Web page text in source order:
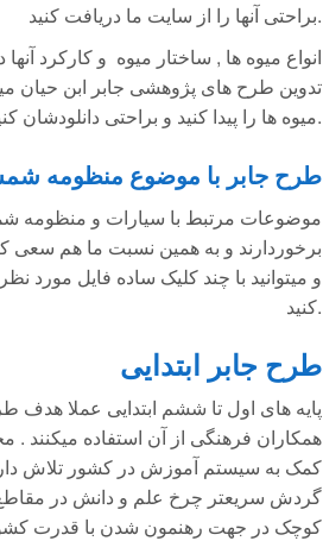
براحتی آنها را از سایت ما دریافت کنید.
انواع میوه ها , ساختار میوه و کارکرد
تدوین طرح های پژوهشی جابر ابن حیان
میوه ها را پیدا کنید و براحتی دانلودشان کنید.
طرح جابر با موضوع منظومه
موضوعات مرتبط با سیارات و منظومه
برخوردارند و به همین نسبت ما هم سعی
و میتوانید با چند کلیک ساده فایل مورد
کنید.
طرح جابر ابتدایی
پایه های اول تا ششم ابتدایی عملا هدف
همکاران فرهنگی از آن استفاده میکنند
کمک به سیستم آموزش در کشور تلاش
گردش سریعتر چرخ علم و دانش در
کوچک در جهت رهنمون شدن با قدرت